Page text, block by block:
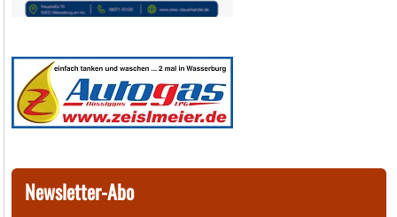
Newsletter-Abo